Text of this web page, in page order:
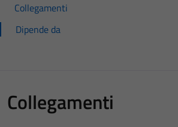
Collegamenti
Dipende da
Collegamenti